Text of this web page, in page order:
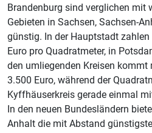
Brandenburg sind verglichen mit
Gebieten in Sachsen, Sachsen-
günstig. In der Hauptstadt
Euro pro Quadratmeter, in
den umliegenden Kreisen
3.500 Euro, während der
Kyffhäuserkreis gerade einmal
In den neuen Bundesländern
Anhalt die mit Abstand